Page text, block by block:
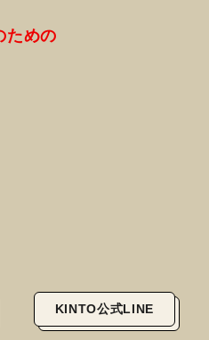
ための
KINTO公式LINE